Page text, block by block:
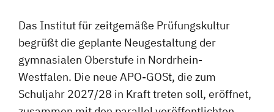
Das Institut für zeitgemäße Prüfungskultur
begrüßt die geplante Neugestaltung der
gymnasialen Oberstufe in Nordrhein-
Westfalen. Die neue APO-GOSt, die zum
Schuljahr 2027/28 in Kraft treten soll, eröffnet,